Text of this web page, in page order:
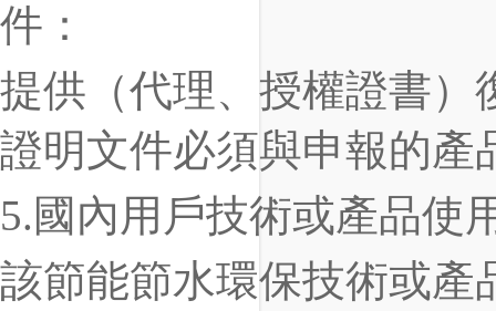
件：
提供（代理、授權證書）
證明文件必須與申報的產
5.國內用戶技術或產品使
該節能節水環保技術或產